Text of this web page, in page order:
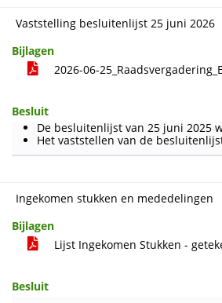
Vaststelling besluitenlijst 25 juni 2026
Bijlagen
2026-06-
Besluit
De besluitenlijst van 25 juni 2025
Het vaststellen van de
Ingekomen stukken en mededelingen
Bijlagen
Lijst Ingekomen Stukken -
Besluit